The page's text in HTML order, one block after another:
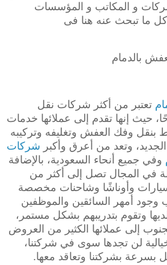
و المكاتب و المؤسسات
ما تبحث عنه هنا فى
بالدمام
تعتبر من أكثر شركات نقل
حيث إنها تقدم إلى عملائها خدمات
بنقل وفك العفش وتغليفه وتركيبه
وتعد من أعرق وأكبر شركات
وفي جميع أنحاء السعودية، بالإضافة
في المجال تصل إلى أكثر من
وأوناشًا وشاحنات مخصصة
وجود أمهر السائقين والموظفين
وتقوم بتدريبهم بشكل مستمر،
إلى عملائها الكثير من العروض
لن تجدها سوى في شركتنا،
بسرعة بشركتنا وتعاقد معها.